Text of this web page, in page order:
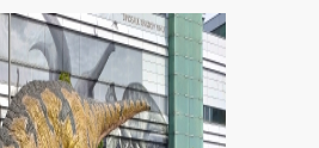
読
む
フ
ォ
ル